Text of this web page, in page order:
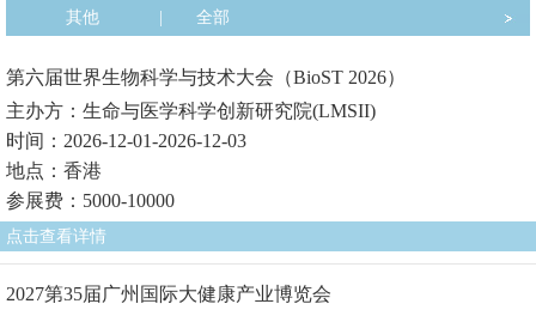
其他
全部
第六届世界生物科学与技术大会（BioST 2026）
主办方：生命与医学科学创新研究院(LMSII)
时间：2026-12-01-2026-12-03
地点：香港
参展费：5000-10000
点击查看详情
2027第35届广州国际大健康产业博览会